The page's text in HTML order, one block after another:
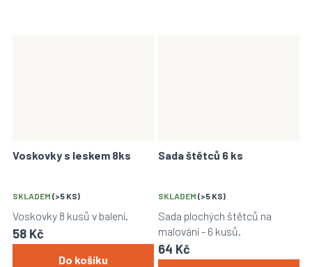
Voskovky s leskem 8ks
SKLADEM (>5 KS)
58 Kč
Do košíku
Voskovky 8 kusů v balení.
Sada štětců 6 ks
SKLADEM (>5 KS)
64 Kč
Sada plochých štětců na
malování - 6 kusů.